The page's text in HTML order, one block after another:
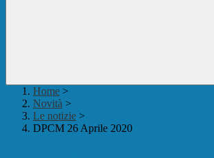
Home >
Novità >
Le notizie >
DPCM 26 Aprile 2020